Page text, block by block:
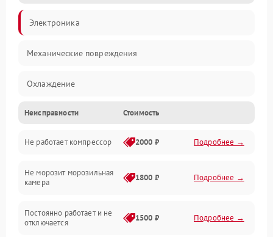
Электроника
Механические повреждения
Охлаждение
Механика
Электропитание
Дренаж
Неисправности Стоимость
Не работает компрессор 2000 ₽ Подробнее →
Не морозит морозильная
камера
1800 ₽ Подробнее →
Постоянно работает и не
отключается
1500 ₽ Подробнее →